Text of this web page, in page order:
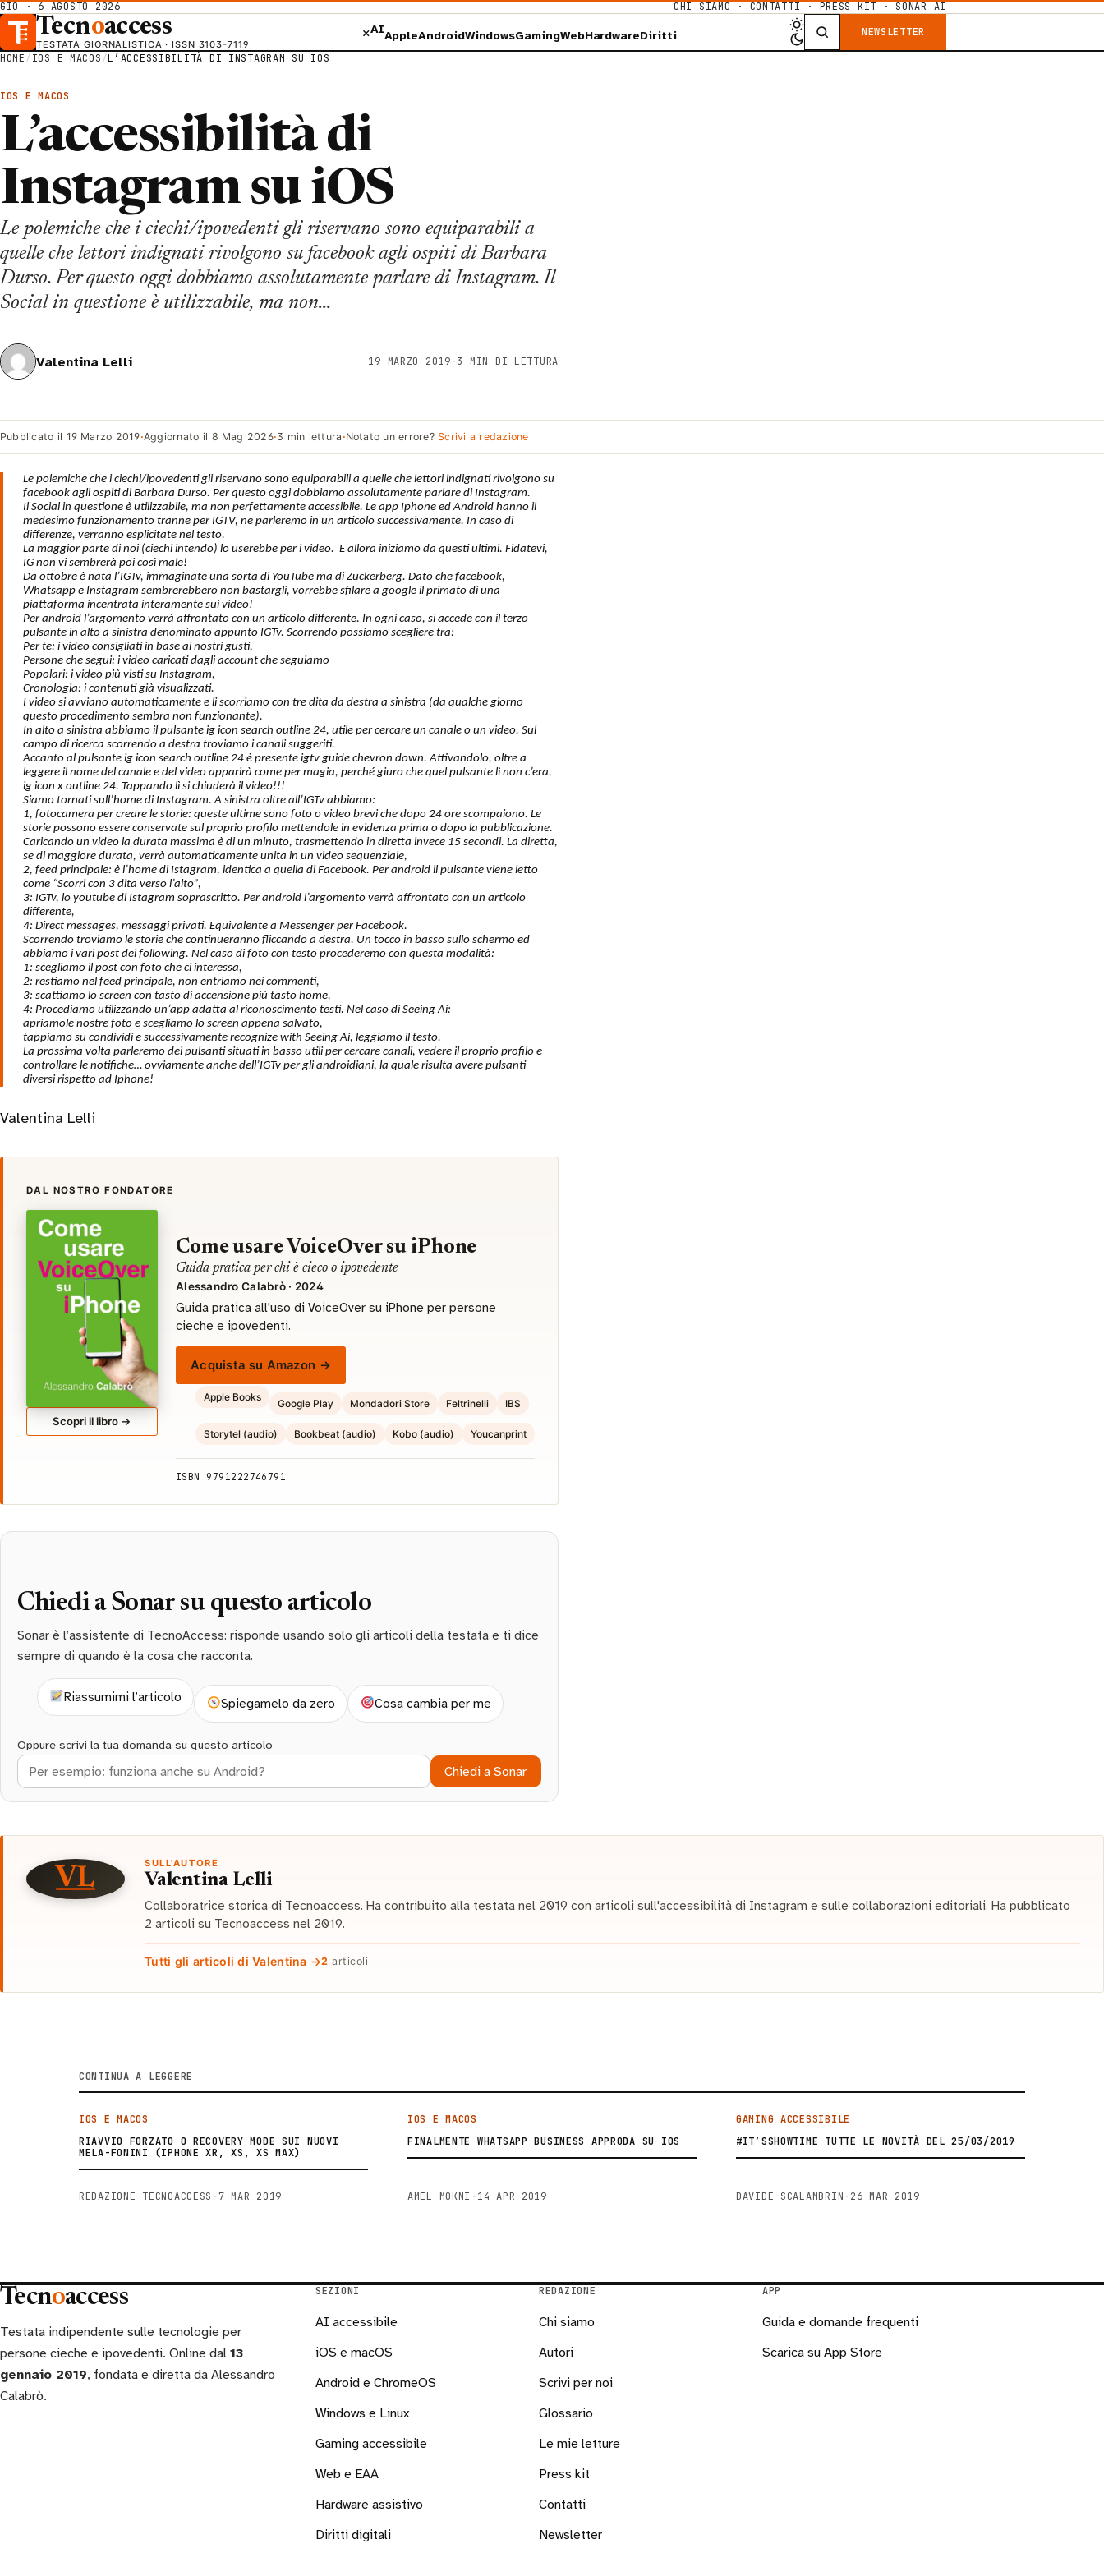
GIO · 6 AGOSTO 2026 CHI SIAMO ·CONTATTI ·PRESS KIT ·SONAR AI
Tecnoaccess
TESTATA GIORNALISTICA · ISSN 3103-7119
×AIAppleAndroidWindowsGamingWebHardwareDiritti
NEWSLETTER
HOME/IOS E MACOS/L’ACCESSIBILITÀ DI INSTAGRAM SU IOS
IOS E MACOS
L’accessibilità di
Instagram su iOS
Le polemiche che i ciechi/ipovedenti gli riservano sono equiparabili a
quelle che lettori indignati rivolgono su facebook agli ospiti di Barbara
Durso. Per questo oggi dobbiamo assolutamente parlare di Instagram. Il
Social in questione è utilizzabile, ma non…
Valentina Lelli 19 MARZO 2019 ·3 MIN DI LETTURA
Pubblicato il 19 Marzo 2019·Aggiornato il 8 Mag 2026·3 min lettura ·Notato un errore? Scrivi a redazione
Le polemiche che i ciechi/ipovedenti gli riservano sono equiparabili a quelle che lettori indignati rivolgono su
facebook agli ospiti di Barbara Durso. Per questo oggi dobbiamo assolutamente parlare di Instagram.
Il Social in questione è utilizzabile, ma non perfettamente accessibile. Le app Iphone ed Android hanno il
medesimo funzionamento tranne per IGTV, ne parleremo in un articolo successivamente. In caso di
differenze, verranno esplicitate nel testo.
La maggior parte di noi (ciechi intendo) lo userebbe per i video. E allora iniziamo da questi ultimi. Fidatevi,
IG non vi sembrerà poi così male!
Da ottobre è nata l’IGTv, immaginate una sorta di YouTube ma di Zuckerberg. Dato che facebook,
Whatsapp e Instagram sembrerebbero non bastargli, vorrebbe sfilare a google il primato di una
piattaforma incentrata interamente sui video!
Per android l’argomento verrà affrontato con un articolo differente. In ogni caso, si accede con il terzo
pulsante in alto a sinistra denominato appunto IGTv. Scorrendo possiamo scegliere tra:
Per te: i video consigliati in base ai nostri gusti,
Persone che segui: i video caricati dagli account che seguiamo
Popolari: i video più visti su Instagram,
Cronologia: i contenuti già visualizzati.
I video si avviano automaticamente e li scorriamo con tre dita da destra a sinistra (da qualche giorno
questo procedimento sembra non funzionante).
In alto a sinistra abbiamo il pulsante ig icon search outline 24, utile per cercare un canale o un video. Sul
campo di ricerca scorrendo a destra troviamo i canali suggeriti.
Accanto al pulsante ig icon search outline 24 è presente igtv guide chevron down. Attivandolo, oltre a
leggere il nome del canale e del video apparirà come per magia, perché giuro che quel pulsante lì non c’era,
ig icon x outline 24. Tappando lì si chiuderà il video!!!
Siamo tornati sull’home di Instagram. A sinistra oltre all’IGTv abbiamo:
1, fotocamera per creare le storie: queste ultime sono foto o video brevi che dopo 24 ore scompaiono. Le
storie possono essere conservate sul proprio profilo mettendole in evidenza prima o dopo la pubblicazione.
Caricando un video la durata massima è di un minuto, trasmettendo in diretta invece 15 secondi. La diretta,
se di maggiore durata, verrà automaticamente unita in un video sequenziale,
2, feed principale: è l’home di Istagram, identica a quella di Facebook. Per android il pulsante viene letto
come “Scorri con 3 dita verso l’alto”,
3: IGTv, lo youtube di Istagram soprascritto. Per android l’argomento verrà affrontato con un articolo
differente,
4: Direct messages, messaggi privati. Equivalente a Messenger per Facebook.
Scorrendo troviamo le storie che continueranno fliccando a destra. Un tocco in basso sullo schermo ed
abbiamo i vari post dei following. Nel caso di foto con testo procederemo con questa modalità:
1: scegliamo il post con foto che ci interessa,
2: restiamo nel feed principale, non entriamo nei commenti,
3: scattiamo lo screen con tasto di accensione più tasto home,
4: Procediamo utilizzando un’app adatta al riconoscimento testi. Nel caso di Seeing Ai:
apriamole nostre foto e scegliamo lo screen appena salvato,
tappiamo su condividi e successivamente recognize with Seeing Ai, leggiamo il testo.
La prossima volta parleremo dei pulsanti situati in basso utili per cercare canali, vedere il proprio profilo e
controllare le notifiche… ovviamente anche dell’IGTv per gli androidiani, la quale risulta avere pulsanti
diversi rispetto ad Iphone!
Valentina Lelli
DAL NOSTRO FONDATORE
Scopri il libro →
Come usare VoiceOver su iPhone
Guida pratica per chi è cieco o ipovedente
Alessandro Calabrò · 2024
Guida pratica all'uso di VoiceOver su iPhone per persone
cieche e ipovedenti.
Acquista su Amazon →
Apple Books
Google Play Mondadori Store Feltrinelli IBS
Storytel (audio) Bookbeat (audio) Kobo (audio) Youcanprint
ISBN 9791222746791
Chiedi a Sonar su questo articolo
Sonar è l’assistente di TecnoAccess: risponde usando solo gli articoli della testata e ti dice
sempre di quando è la cosa che racconta.
Riassumimi l’articolo Spiegamelo da zero Cosa cambia per me
Oppure scrivi la tua domanda su questo articolo
Chiedi a Sonar
VL
SULL'AUTORE
Valentina Lelli
Collaboratrice storica di Tecnoaccess. Ha contribuito alla testata nel 2019 con articoli sull'accessibilità di Instagram e sulle collaborazioni editoriali. Ha pubblicato
2 articoli su Tecnoaccess nel 2019.
Tutti gli articoli di Valentina →2 articoli
CONTINUA A LEGGERE
IOS E MACOS
RIAVVIO FORZATO O RECOVERY MODE SUI NUOVI
MELA-FONINI (IPHONE XR, XS, XS MAX)
REDAZIONE TECNOACCESS · 7 MAR 2019
IOS E MACOS
FINALMENTE WHATSAPP BUSINESS APPRODA SU IOS
AMEL MOKNI · 14 APR 2019
GAMING ACCESSIBILE
#IT’SSHOWTIME TUTTE LE NOVITÀ DEL 25/03/2019
DAVIDE SCALAMBRIN · 26 MAR 2019
Tecnoaccess
Testata indipendente sulle tecnologie per
persone cieche e ipovedenti. Online dal 13
gennaio 2019, fondata e diretta da Alessandro
Calabrò.
SEZIONI
AI accessibile
iOS e macOS
Android e ChromeOS
Windows e Linux
Gaming accessibile
Web e EAA
Hardware assistivo
Diritti digitali
REDAZIONE
Chi siamo
Autori
Scrivi per noi
Glossario
Le mie letture
Press kit
Contatti
Newsletter
APP
Guida e domande frequenti
Scarica su App Store